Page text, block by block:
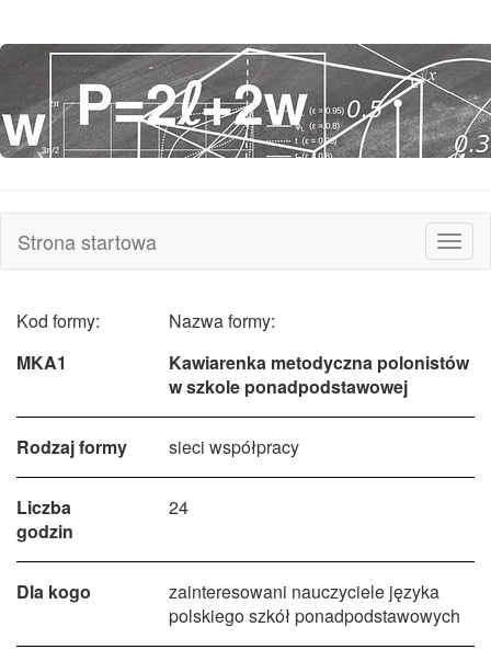
Strona startowa
Kod formy:
MKA1
Nazwa formy:
Kawiarenka metodyczna polonistów
w szkole ponadpodstawowej
Rodzaj formy sieci współpracy
Liczba
godzin
24
Dla kogo
zainteresowani nauczyciele języka
polskiego szkół ponadpodstawowych